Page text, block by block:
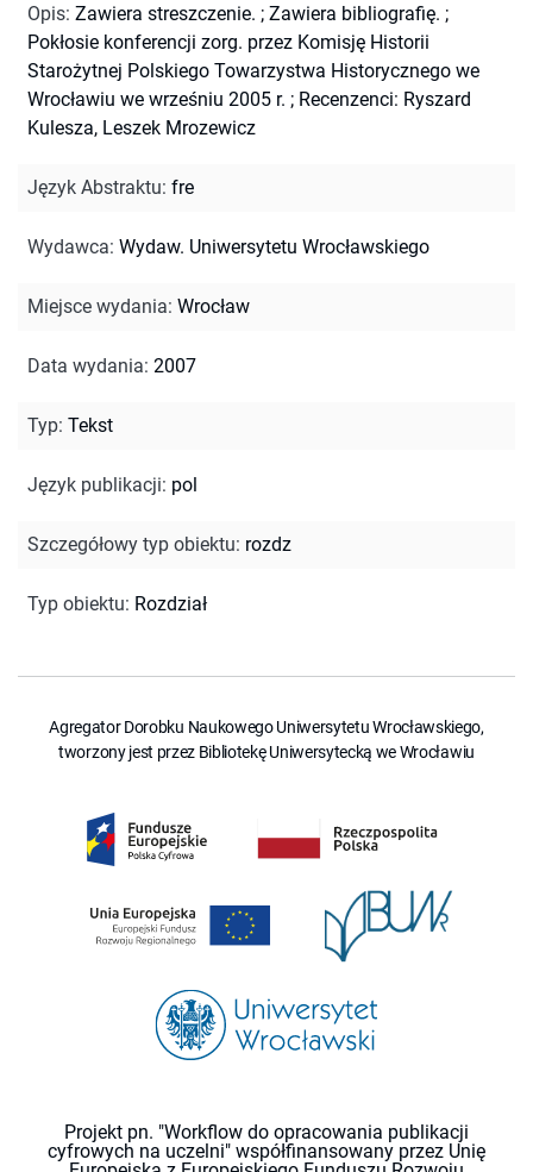
Opis: Zawiera streszczenie. ; Zawiera bibliografię. ;
Pokłosie konferencji zorg. przez Komisję Historii
Starożytnej Polskiego Towarzystwa Historycznego we
Wrocławiu we wrześniu 2005 r. ; Recenzenci: Ryszard
Kulesza, Leszek Mrozewicz
Język Abstraktu: fre
Wydawca: Wydaw. Uniwersytetu Wrocławskiego
Miejsce wydania: Wrocław
Data wydania: 2007
Typ: Tekst
Język publikacji: pol
Szczegółowy typ obiektu: rozdz
Typ obiektu: Rozdział
Agregator Dorobku Naukowego Uniwersytetu Wrocławskiego,
tworzony jest przez Bibliotekę Uniwersytecką we Wrocławiu
Projekt pn. "Workflow do opracowania publikacji
cyfrowych na uczelni" współfinansowany przez Unię